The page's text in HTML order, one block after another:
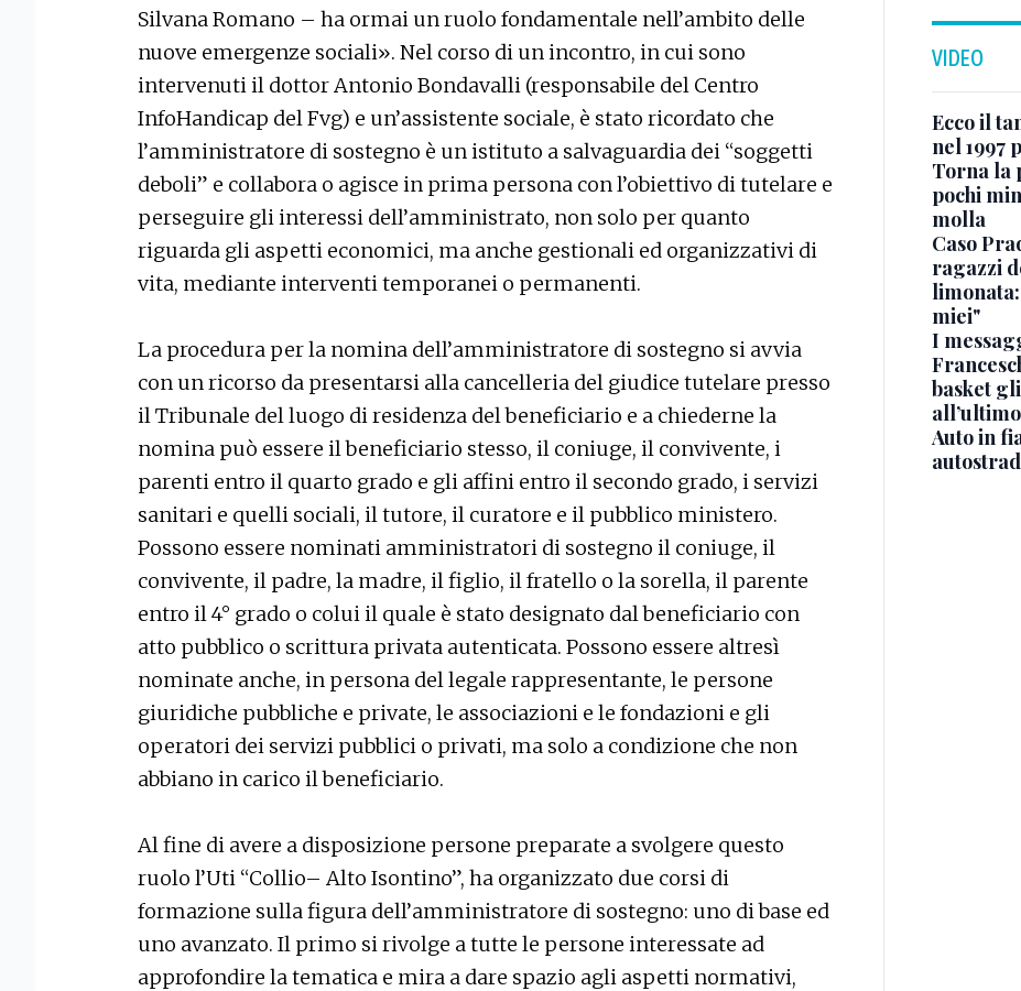
Silvana Romano – ha ormai un ruolo fondamentale nell’ambito delle
nuove emergenze sociali». Nel corso di un incontro, in cui sono
intervenuti il dottor Antonio Bondavalli (responsabile del Centro
InfoHandicap del Fvg) e un’assistente sociale, è stato ricordato che
l’amministratore di sostegno è un istituto a salvaguardia dei “soggetti
deboli” e collabora o agisce in prima persona con l’obiettivo di tutelare e
perseguire gli interessi dell’amministrato, non solo per quanto
riguarda gli aspetti economici, ma anche gestionali ed organizzativi di
vita, mediante interventi temporanei o permanenti.
La procedura per la nomina dell’amministratore di sostegno si avvia
con un ricorso da presentarsi alla cancelleria del giudice tutelare presso
il Tribunale del luogo di residenza del beneficiario e a chiederne la
nomina può essere il beneficiario stesso, il coniuge, il convivente, i
parenti entro il quarto grado e gli affini entro il secondo grado, i servizi
sanitari e quelli sociali, il tutore, il curatore e il pubblico ministero.
Possono essere nominati amministratori di sostegno il coniuge, il
convivente, il padre, la madre, il figlio, il fratello o la sorella, il parente
entro il 4° grado o colui il quale è stato designato dal beneficiario con
atto pubblico o scrittura privata autenticata. Possono essere altresì
nominate anche, in persona del legale rappresentante, le persone
giuridiche pubbliche e private, le associazioni e le fondazioni e gli
operatori dei servizi pubblici o privati, ma solo a condizione che non
abbiano in carico il beneficiario.
Al fine di avere a disposizione persone preparate a svolgere questo
ruolo l’Uti “Collio– Alto Isontino”, ha organizzato due corsi di
formazione sulla figura dell’amministratore di sostegno: uno di base ed
uno avanzato. Il primo si rivolge a tutte le persone interessate ad
approfondire la tematica e mira a dare spazio agli aspetti normativi,
VIDEO
Ecco il
nel 1997
Torna la
pochi
molla
Caso
ragazzi
miei"
I
basket
all’ultimo
Auto in